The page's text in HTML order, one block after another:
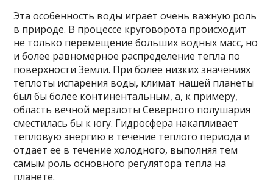
Эта особенность воды играет очень важную роль
в природе. В процессе круговорота происходит
не только перемещение больших водных масс, но
и более равномерное распределение тепла по
поверхности Земли. При более низких значениях
теплоты испарения воды, климат нашей планеты
был бы более континентальным, а, к примеру,
область вечной мерзлоты Северного полушария
сместилась бы к югу. Гидросфера накапливает
тепловую энергию в течение теплого периода и
отдает ее в течение холодного, выполняя тем
самым роль основного регулятора тепла на
планете.